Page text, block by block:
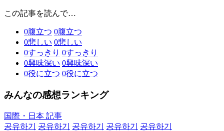
この記事を読んで…
0腹立つ 0腹立つ
0悲しい 0悲しい
0すっきり 0すっきり
0興味深い 0興味深い
0役に立つ 0役に立つ
みんなの感想ランキング
国際・日本 記事
공유하기
공유하기 공유하기 공유하기
공유하기